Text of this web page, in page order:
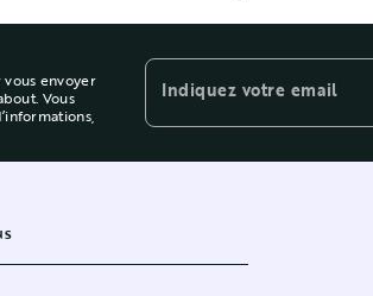
envoyer
Vous
Indiquez votre email